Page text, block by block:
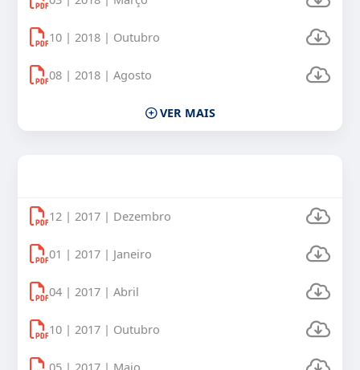
10 | 2018 | Outubro
08 | 2018 | Agosto
VER MAIS
12 | 2017 | Dezembro
01 | 2017 | Janeiro
04 | 2017 | Abril
10 | 2017 | Outubro
05 | 2017 | Maio